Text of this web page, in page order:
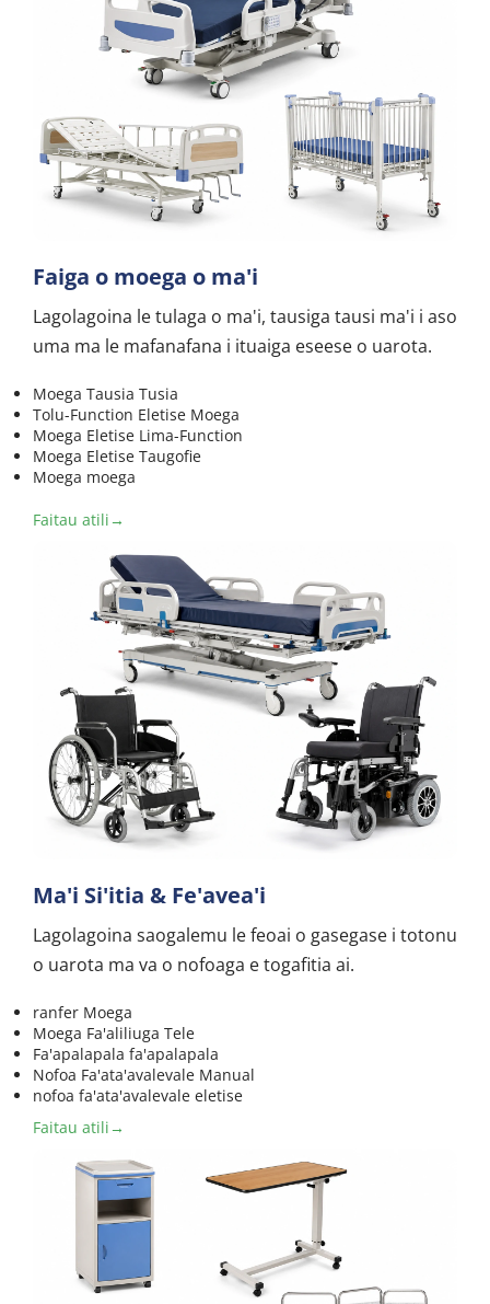
Faiga o moega o ma'i
Lagolagoina le tulaga o ma'i, tausiga tausi ma'i i aso
uma ma le mafanafana i ituaiga eseese o uarota.
Moega Tausia Tusia
Tolu-Function Eletise Moega
Moega Eletise Lima-Function
Moega Eletise Taugofie
Moega moega
Faitau atili→
Ma'i Si'itia & Fe'avea'i
Lagolagoina saogalemu le feoai o gasegase i totonu
o uarota ma va o nofoaga e togafitia ai.
ranfer Moega
Moega Fa'aliliuga Tele
Fa'apalapala fa'apalapala
Nofoa Fa'ata'avalevale Manual
nofoa fa'ata'avalevale eletise
Faitau atili→